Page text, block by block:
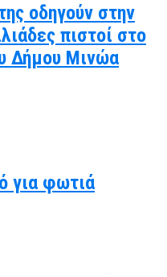
οδηγούν στην
πιστοί στο
Δήμου Μινώα
για φωτιά